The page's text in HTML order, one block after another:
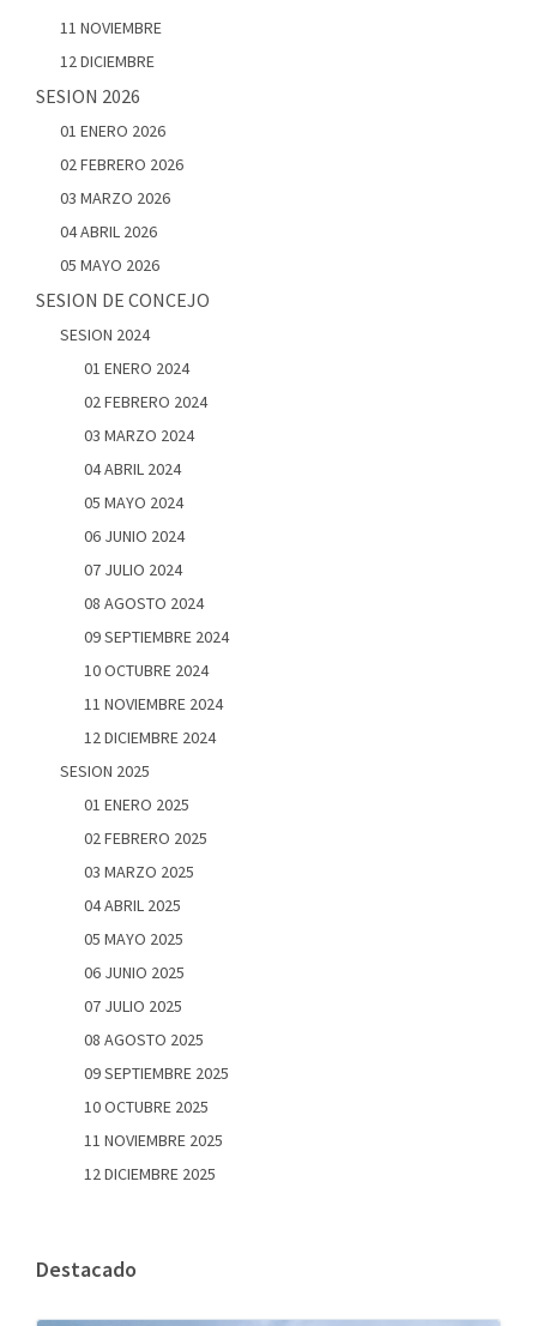
11 NOVIEMBRE
12 DICIEMBRE
SESION 2026
01 ENERO 2026
02 FEBRERO 2026
03 MARZO 2026
04 ABRIL 2026
05 MAYO 2026
SESION DE CONCEJO
SESION 2024
01 ENERO 2024
02 FEBRERO 2024
03 MARZO 2024
04 ABRIL 2024
05 MAYO 2024
06 JUNIO 2024
07 JULIO 2024
08 AGOSTO 2024
09 SEPTIEMBRE 2024
10 OCTUBRE 2024
11 NOVIEMBRE 2024
12 DICIEMBRE 2024
SESION 2025
01 ENERO 2025
02 FEBRERO 2025
03 MARZO 2025
04 ABRIL 2025
05 MAYO 2025
06 JUNIO 2025
07 JULIO 2025
08 AGOSTO 2025
09 SEPTIEMBRE 2025
10 OCTUBRE 2025
11 NOVIEMBRE 2025
12 DICIEMBRE 2025
Destacado